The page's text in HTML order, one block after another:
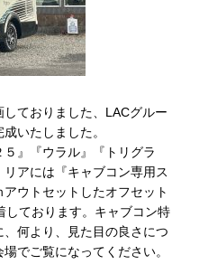
ておりました、LACグルー
いたしました。
』『ウラル』『トリグラ
アには『キャブコン専用ス
ウトセットしたオフセット
しております。キャブコン特
何より、見た目の良さにつ
でご覧になってください。